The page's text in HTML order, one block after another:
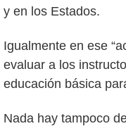
y en los Estados.
Igualmente en ese
evaluar a los
educación básica
Nada hay tampoco